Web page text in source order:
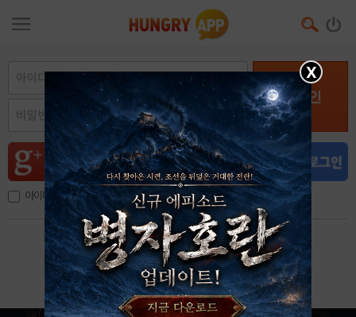
로그인
아이디, 이메일 저장
아이디 / 비밀번호 찾기 회원가입
X